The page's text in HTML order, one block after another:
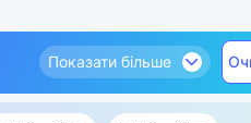
Показати більше